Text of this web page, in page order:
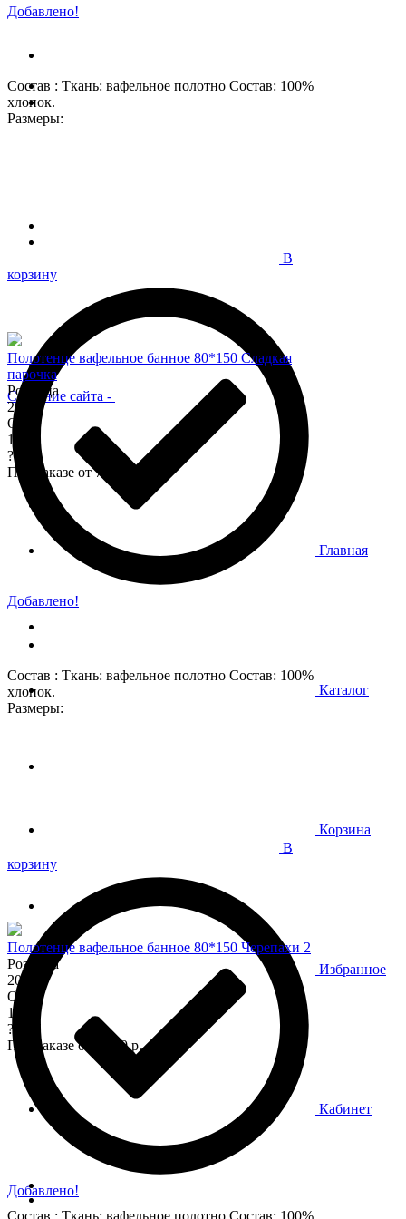
Добавлено!
Состав : Ткань: вафельное полотно Состав: 100%
хлопок.
Размеры:
В
корзину
Добавлено!
Состав : Ткань: вафельное полотно Состав: 100%
хлопок.
Размеры:
В
корзину
Добавлено!
Полотенце вафельное банное 80*150 Сладкая
парочка
Розница
200
Опт
170
?
При заказе от 7 000 р.
Состав : Ткань: вафельное полотно Состав: 100%
Полотенце вафельное банное 80*150 Черепахи 2
Розница
200
Опт
170
?
При заказе от 7 000 р.
Создание сайта -
Главная
Каталог
Корзина
Избранное
Кабинет